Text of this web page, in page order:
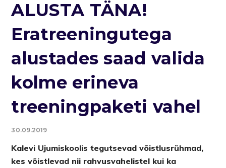
ALUSTA TÄNA!
Eratreeningutega
alustades saad valida
kolme erineva
treeningpaketi vahel
30.09.2019
Kalevi Ujumiskoolis tegutsevad võistlusrühmad,
kes võistlevad nii rahvusvahelistel kui ka